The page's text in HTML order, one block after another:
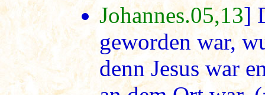
Johannes.05,13]
geworden war,
denn Jesus war